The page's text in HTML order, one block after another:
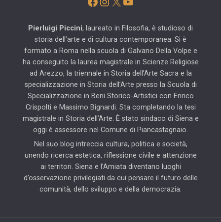
Pierluigi Piccini, laureato in Filosofia, è studioso di
storia dell’arte e di cultura contemporanea. Si è
formato a Roma nella scuola di Galvano Della Volpe e
ha conseguito la laurea magistrale in Scienze Religiose
ad Arezzo, la triennale in Storia dell’Arte Sacra e la
specializzazione in Storia dell’Arte presso la Scuola di
Specializzazione in Beni Storico-Artistici con Enrico
Crispolti e Massimo Bignardi. Sta completando la tesi
magistrale in Storia dell’Arte. È stato sindaco di Siena e
oggi è assessore nel Comune di Piancastagnaio.
Nel suo blog intreccia cultura, politica e società,
unendo ricerca estetica, riflessione civile e attenzione
ai territori. Siena e l’Amiata diventano luoghi
d’osservazione privilegiati da cui pensare il futuro delle
comunità, dello sviluppo e della democrazia.